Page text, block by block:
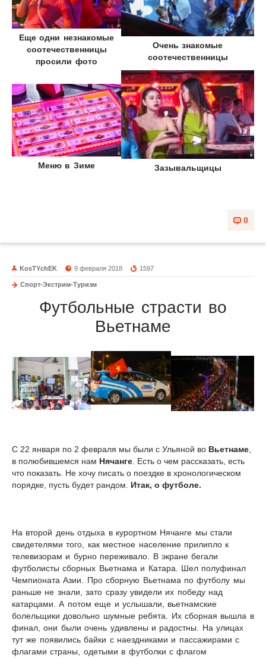
Еще одни незнакомые
соотечественницы
просили фото
Очень знакомые
соотечественницы
Меню в Зиме Зазывальщицы
0
KosTYchEK 9 февраля 2018 1597
Спорт-Экстрим-Туризм
Футбольные страсти во
Вьетнаме
С 22 января по 2 февраля мы были с Ульяной во Вьетнаме
в полюбившемся нам Нячанге . Есть о чем рассказать, есть
что показать. Не хочу писать о поездке в хронологическом
порядке, пусть будет рандом. Итак, о футболе.
На второй день отдыха в курортном Нячанге мы стали
свидетелями того, как местное население прилипло к
телевизорам и бурно переживало. В экране бегали
футболисты сборных Вьетнама и Катара. Шел полуфинал
Чемпионата Азии. Про сборную Вьетнама по футболу мы
раньше не знали, зато сразу увидели их победу над
катарцами. А потом еще и услышали, вьетнамские
болельщики довольно шумные ребята. Их сборная вышла в
финал, они были очень удивлены и радостны. На улицах
тут же появились байки с наездниками и пассажирами с
флагами страны, одетыми в футболки с флагом